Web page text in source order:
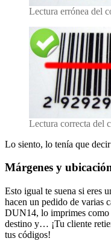
Lectura errónea del
Lectura correcta del
Lo siento, lo tenía que
Márgenes y
Esto igual te suena si eres
hacen un pedido de varias
DUN14, lo imprimes como
destino y… ¡Tu cliente
tus códigos!